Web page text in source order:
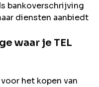
bankoverschrijving
diensten aanbiedt
waar je TEL
het kopen van